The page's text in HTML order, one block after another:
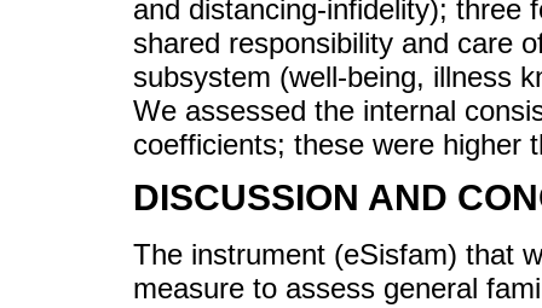
and distancing-infidelity); three
shared responsibility and care
subsystem (well-being, illness
We assessed the internal
coefficients; these were higher
DISCUSSION AND
The instrument (eSisfam) that
measure to assess general